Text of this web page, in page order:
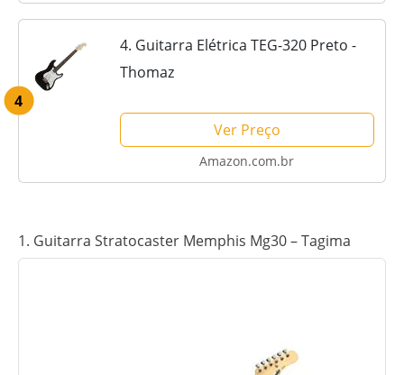
4
4. Guitarra Elétrica TEG-320 Preto -
Thomaz
Ver Preço
Amazon.com.br
1. Guitarra Stratocaster Memphis Mg30 – Tagima